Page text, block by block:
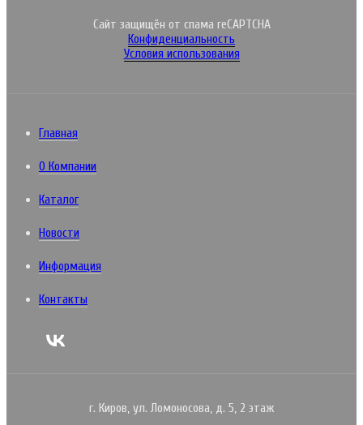
Сайт защищён от спама reCAPTCHA
Конфиденциальность
Условия использования
Главная
О Компании
Каталог
Новости
Информация
Контакты
г. Киров, ул. Ломоносова, д. 5, 2 этаж